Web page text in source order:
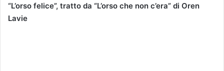
“L’orso felice”, tratto da “L’orso che non c’era” di Oren
Lavie